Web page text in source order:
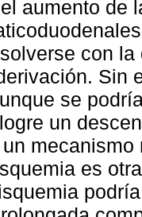
aumento de
con
Sin
se
un
es